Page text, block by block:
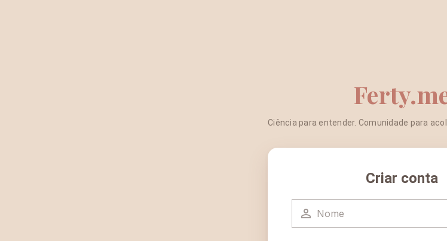
Ciência para entender. Comunidade para
Criar conta
Nome